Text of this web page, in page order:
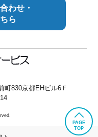
わせ・
ら
町830京都EHビル6Ｆ
PAGE
TOP